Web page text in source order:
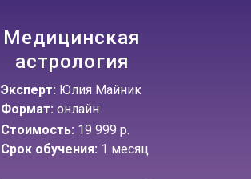
Стоимость: 19 999 р.
Срок обучения: 1 месяц
Эксперт: Юлия Майник
Медицинская
астрология
Формат: онлайн